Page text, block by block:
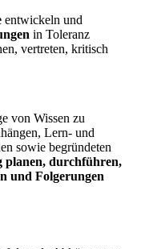
entwickeln und
in Toleranz
vertreten, kritisch
von Wissen zu
Lern- und
sowie begründeten
planen, durchführen,
und Folgerungen